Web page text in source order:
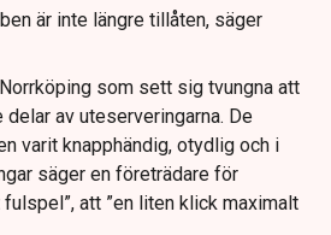
är inte längre tillåten, säger
som sett sig tvungna att
av uteserveringarna. De
varit knapphändig, otydlig och i
säger en företrädare för
att ”en liten klick maximalt